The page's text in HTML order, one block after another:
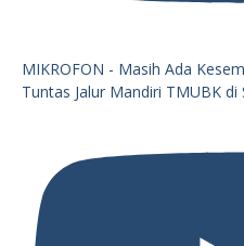
MIKROFON - Masih Ada
Tuntas Jalur Mandiri TMUBK di